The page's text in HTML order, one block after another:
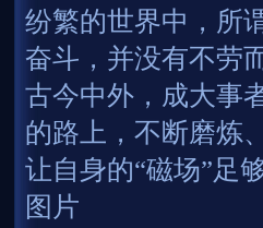
纷繁的世界中，所
奋斗，并没有不劳
古今中外，成大事
的路上，不断磨炼
让自身的“磁场”足
图片